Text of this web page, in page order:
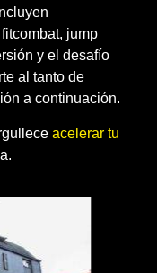
jump
y el desafío
al tanto de
a continuación.
acelerar tu